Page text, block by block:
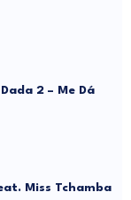
2 – Me Dá
Miss Tchamba